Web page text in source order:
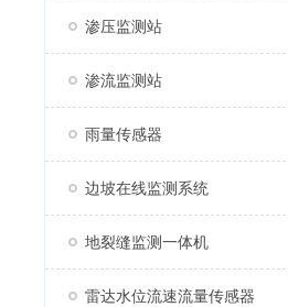
渗压监测站
渗流监测站
雨量传感器
边坡在线监测系统
地裂缝监测一体机
雷达水位流速流量传感器